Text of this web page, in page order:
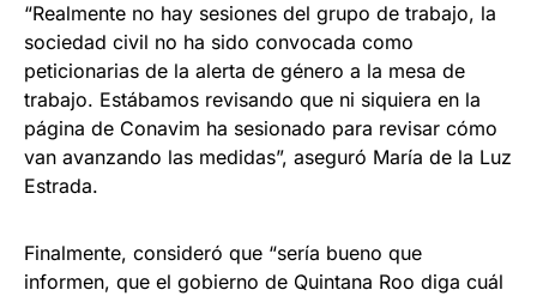
“Realmente no hay sesiones del grupo de trabajo, la
sociedad civil no ha sido convocada como
peticionarias de la alerta de género a la mesa de
trabajo. Estábamos revisando que ni siquiera en la
página de Conavim ha sesionado para revisar cómo
van avanzando las medidas”, aseguró María de la Luz
Estrada.
Finalmente, consideró que “sería bueno que
informen, que el gobierno de Quintana Roo diga cuál